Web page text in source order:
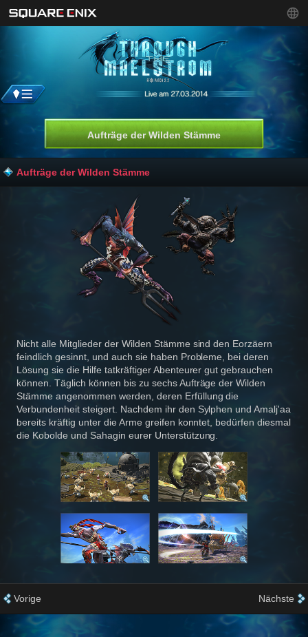
Aufträge der Wilden Stämme
Aufträge der Wilden Stämme
Nicht alle Mitglieder der Wilden Stämme sind den Eorzäern
feindlich gesinnt, und auch sie haben Probleme, bei deren
Lösung sie die Hilfe tatkräftiger Abenteurer gut gebrauchen
können. Täglich können bis zu sechs Aufträge der Wilden
Stämme angenommen werden, deren Erfüllung die
Verbundenheit steigert. Nachdem ihr den Sylphen und Amalj'aa
bereits kräftig unter die Arme greifen konntet, bedürfen diesmal
die Kobolde und Sahagin eurer Unterstützung.
Vorige Nächste